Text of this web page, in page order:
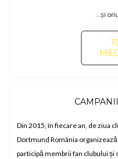
...și
Din 2015, în fiecare an, de ziua
Dortmund România
participă membrii fan clubului și